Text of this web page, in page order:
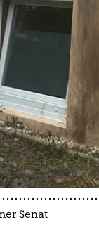
Senat